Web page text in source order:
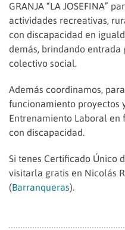
GRANJA “LA JOSEFINA”
actividades recreativas,
con discapacidad en
demás, brindando
colectivo social.
Además coordinamos,
funcionamiento proyectos
Entrenamiento Laboral en
con discapacidad.
Si tenes Certificado Único
visitarla gratis en Nicolás
(Barranqueras).